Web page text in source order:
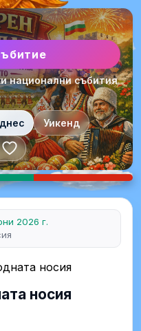
национални събития
Уикенд
2026 г.
носия